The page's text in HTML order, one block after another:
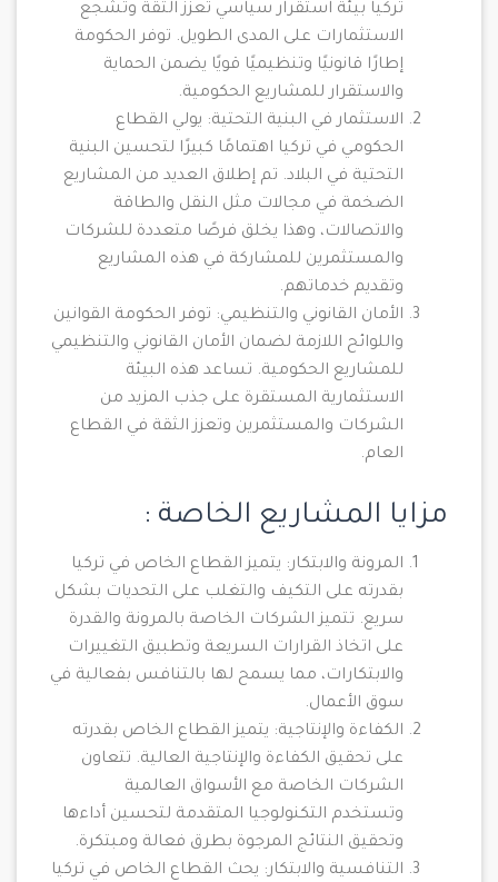
تركيا بيئة استقرار سياسي تعزز الثقة وتشجع
الاستثمارات على المدى الطويل. توفر الحكومة
إطارًا قانونيًا وتنظيميًا قويًا يضمن الحماية
والاستقرار للمشاريع الحكومية.
الاستثمار في البنية التحتية: يولي القطاع
الحكومي في تركيا اهتمامًا كبيرًا لتحسين البنية
التحتية في البلاد. تم إطلاق العديد من المشاريع
الضخمة في مجالات مثل النقل والطاقة
والاتصالات، وهذا يخلق فرصًا متعددة للشركات
والمستثمرين للمشاركة في هذه المشاريع
وتقديم خدماتهم.
الأمان القانوني والتنظيمي: توفر الحكومة القوانين
واللوائح اللازمة لضمان الأمان القانوني والتنظيمي
للمشاريع الحكومية. تساعد هذه البيئة
الاستثمارية المستقرة على جذب المزيد من
الشركات والمستثمرين وتعزز الثقة في القطاع
العام.
مزايا المشاريع الخاصة :
المرونة والابتكار: يتميز القطاع الخاص في تركيا
بقدرته على التكيف والتغلب على التحديات بشكل
سريع. تتميز الشركات الخاصة بالمرونة والقدرة
على اتخاذ القرارات السريعة وتطبيق التغييرات
والابتكارات، مما يسمح لها بالتنافس بفعالية في
سوق الأعمال.
الكفاءة والإنتاجية: يتميز القطاع الخاص بقدرته
على تحقيق الكفاءة والإنتاجية العالية. تتعاون
الشركات الخاصة مع الأسواق العالمية
وتستخدم التكنولوجيا المتقدمة لتحسين أداءها
وتحقيق النتائج المرجوة بطرق فعالة ومبتكرة.
التنافسية والابتكار: يحث القطاع الخاص في تركيا